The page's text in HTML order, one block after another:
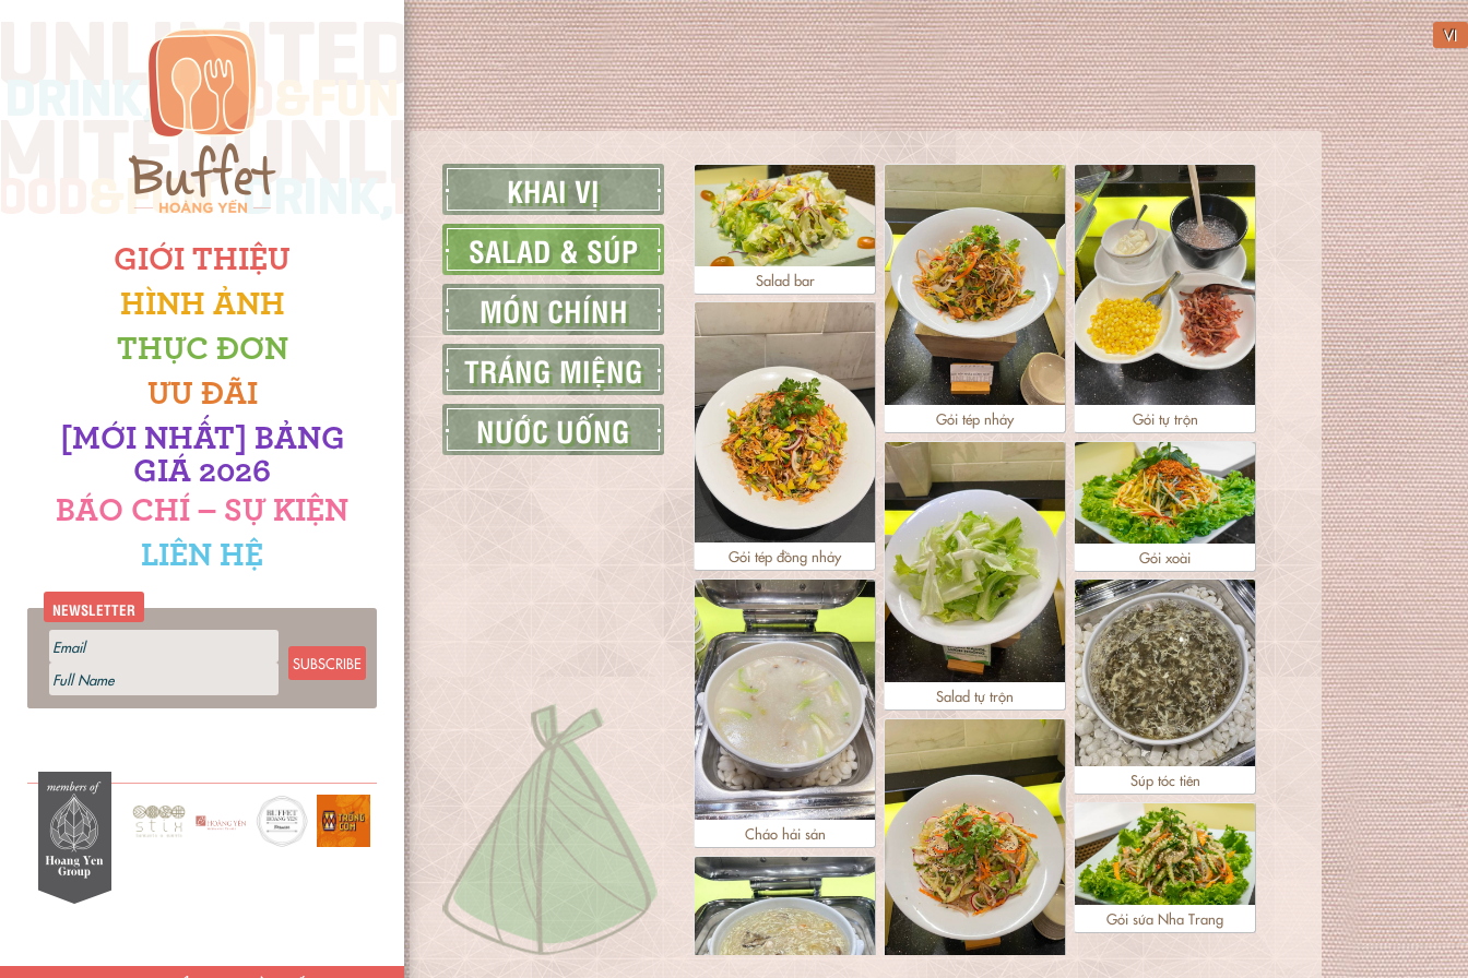
GIỚI THIỆU
HÌNH ẢNH
THỰC ĐƠN
ƯU ĐÃI
[MỚI NHẤT] BẢNG
GIÁ 2026
BÁO CHÍ – SỰ KIỆN
LIÊN HỆ
NEWSLETTER
SUBSCRIBE
VI
Salad bar
Gỏi tép nhảy Gỏi tự trộn
Gỏi tép đồng nhảy
Salad tự trộn
Gỏi xoài
Cháo hải sản
Súp tóc tiên
Gỏi sứa Nha Trang
KHAI VỊ
SALAD & SÚP
MÓN CHÍNH
TRÁNG MIỆNG
NƯỚC UỐNG